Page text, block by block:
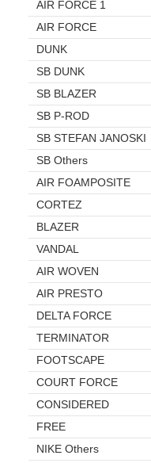
AIR FORCE 1
AIR FORCE
DUNK
SB DUNK
SB BLAZER
SB P-ROD
SB STEFAN JANOSKI
SB Others
AIR FOAMPOSITE
CORTEZ
BLAZER
VANDAL
AIR WOVEN
AIR PRESTO
DELTA FORCE
TERMINATOR
FOOTSCAPE
COURT FORCE
CONSIDERED
FREE
NIKE Others